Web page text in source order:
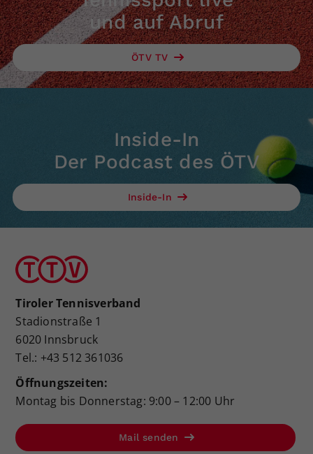
und auf Abruf
ÖTV TV
Inside-In
Der Podcast des ÖTV
Inside-In
Tiroler Tennisverband
Stadionstraße 1
6020 Innsbruck
Tel.: +43 512 361036
Öffnungszeiten:
Montag bis Donnerstag: 9:00 – 12:00 Uhr
Mail senden